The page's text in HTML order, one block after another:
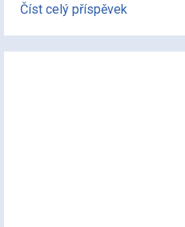
Číst celý příspěvek